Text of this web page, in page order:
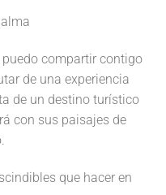
compartir contigo
de una experiencia
de un destino turístico
con sus paisajes de
que hacer en